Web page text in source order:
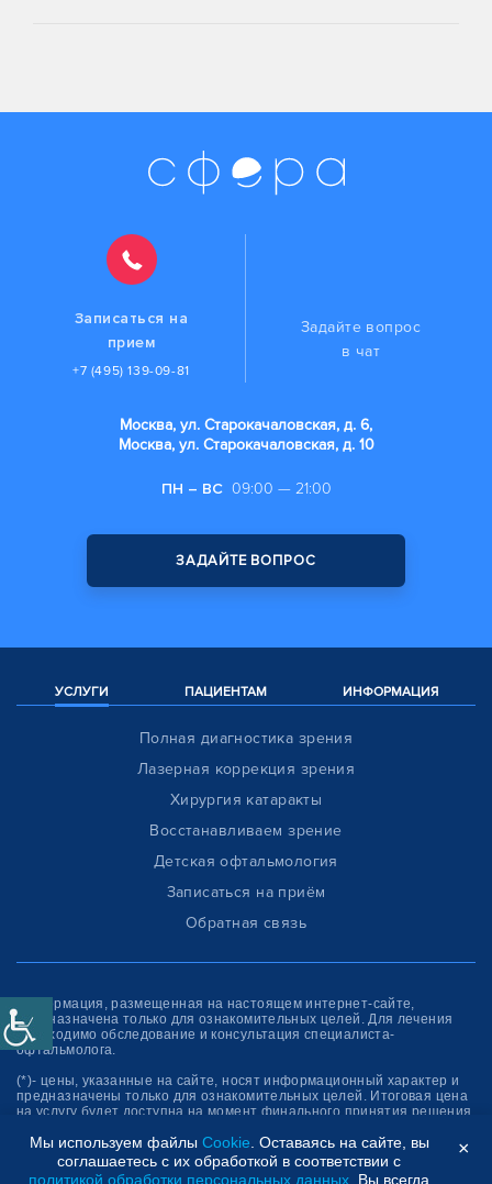
Записаться на
прием
+7 (495) 139-09-81
Задайте вопрос
в чат
Москва, ул. Старокачаловская, д. 6,
Москва, ул. Старокачаловская, д. 10
ПН – ВС 09:00 — 21:00
ЗАДАЙТЕ ВОПРОС
УСЛУГИ ПАЦИЕНТАМ ИНФОРМАЦИЯ
Полная диагностика зрения
Лазерная коррекция зрения
Хирургия катаракты
Восстанавливаем зрение
Детская офтальмология
Записаться на приём
Обратная связь
Клиника “СФЕРА”
Информация, размещенная на настоящем интернет-сайте,
предназначена только для ознакомитель­ных целей. Для лечения
необходимо обследование и консультация специалиста-
офтальмолога.
(*)- цены, указанные на сайте, носят информационный характер и
предназначены только для ознакомительных целей. Итоговая цена
на услугу будет доступна на момент финального принятия решения
Мы используем файлы Cookie . Оставаясь на сайте, вы
соглашаетесь с их обработкой в соответствии с
политикой обработки персональных данных . Вы всегда
×